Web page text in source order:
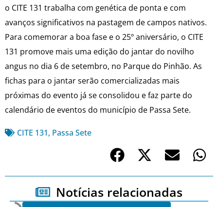
o CITE 131 trabalha com genética de ponta e com
avanços significativos na pastagem de campos nativos.
Para comemorar a boa fase e o 25º aniversário, o CITE
131 promove mais uma edição do jantar do novilho
angus no dia 6 de setembro, no Parque do Pinhão. As
fichas para o jantar serão comercializadas mais
próximas do evento já se consolidou e faz parte do
calendário de eventos do município de Passa Sete.
CITE 131, Passa Sete
Notícias relacionadas